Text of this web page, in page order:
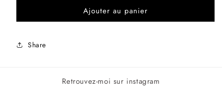
Ajouter au panier
Share
Retrouvez-moi sur instagram